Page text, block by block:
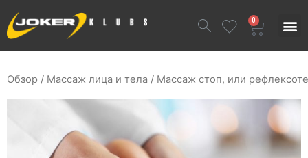
0
Обзор / Массаж лица и тела / Массаж стоп, или